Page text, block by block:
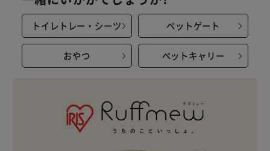
トイレトレー・シーツ ペットゲート
おやつ ペットキャリー